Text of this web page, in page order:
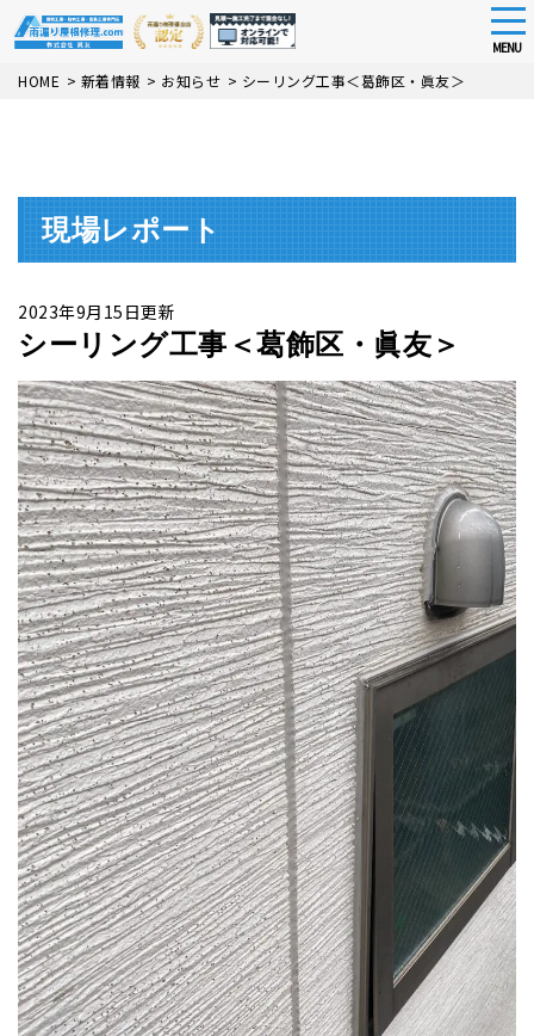
Skip
MENU
HOME > 新着情報 > お知らせ > シーリング工事＜葛飾区・眞友＞
現場レポート
2023年9月15日更新
シーリング工事＜葛飾区・眞友＞